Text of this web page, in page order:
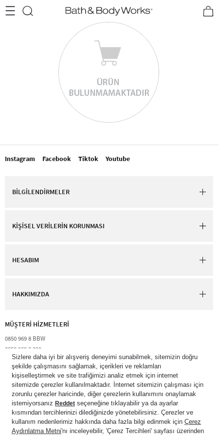
•2200₺ ve Üzeri Kargo Ücretsiz!• *Promosyon Detayları
Instagram Facebook Tiktok Youtube
BİLGİLENDİRMELER
KİŞİSEL VERİLERİN KORUNMASI
HESABIM
HAKKIMIZDA
MÜŞTERİ HİZMETLERİ​
0850 969 8 BBW​
0850 969 8 229​​
destek@bathandbodyworks.com.tr
Resmi tatiller hariç hafta içi 09:00 – 18:00 saatleri arası​
© 2026 Bath & Body Works Direct Inc. Shaya Mağazacılık A.Ş. Franchise
lisansı aracılığıyla işletilen ticari markasıdır. Her hakkı saklıdır.